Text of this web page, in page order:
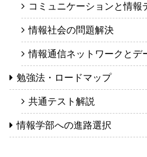
コミュニケーションと情報
情報社会の問題解決
情報通信ネットワークとデ
勉強法・ロードマップ
共通テスト解説
情報学部への進路選択